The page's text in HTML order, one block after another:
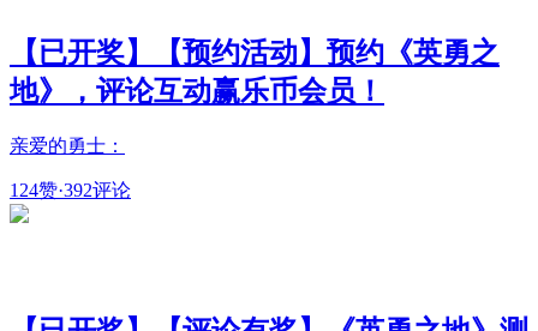
【已开奖】【预约活动】预约《英勇之
地》，评论互动赢乐币会员！
亲爱的勇士：
124赞·392评论